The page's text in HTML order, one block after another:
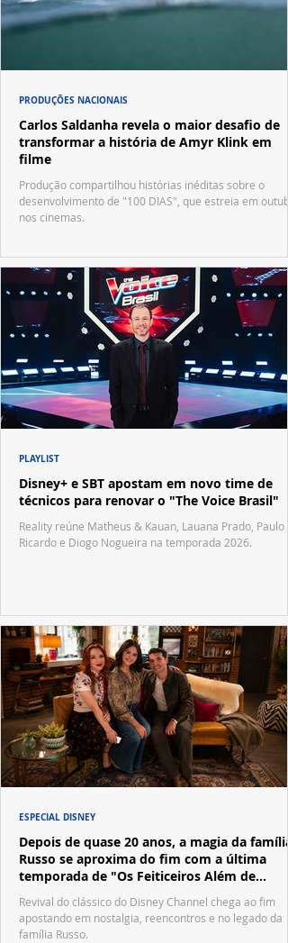
Carlos Saldanha revela o maior desafio de
transformar a história de Amyr Klink em
filme
Produção compartilhou histórias inéditas sobre o
desenvolvimento de "100 DIAS", que estreia em
nos cinemas.
PRODUÇÕES NACIONAIS
Disney+ e SBT apostam em novo time de
técnicos para renovar o "The Voice Brasil"
Reality reúne Matheus & Kauan, Lauana Prado, Paulo
Ricardo e Diogo Nogueira na temporada 2026.
PLAYLIST
Depois de quase 20 anos, a magia da família
Russo se aproxima do fim com a última
temporada de "Os Feiticeiros Além de
Waverly Place"
Revival do clássico do Disney Channel chega ao fim
apostando em nostalgia, reencontros e no legado da
família Russo.
ESPECIAL DISNEY